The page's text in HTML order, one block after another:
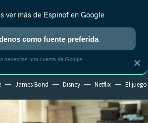
NUEVO
REALITY ANIME RANKINGS CINE
James Bond Disney Netflix El
×
ver más de Espinof en Google
como fuente preferida
necesitas una cuenta de Google